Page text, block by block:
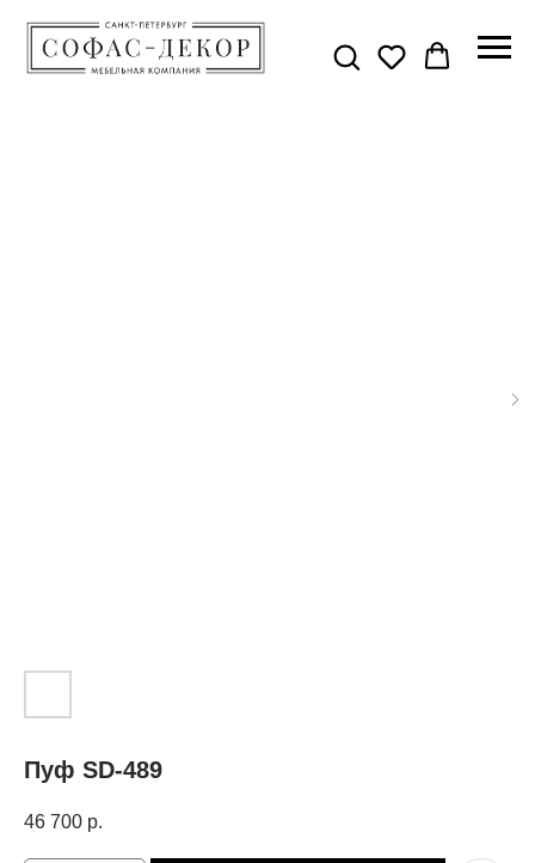
Пуф SD-489
46 700 р.